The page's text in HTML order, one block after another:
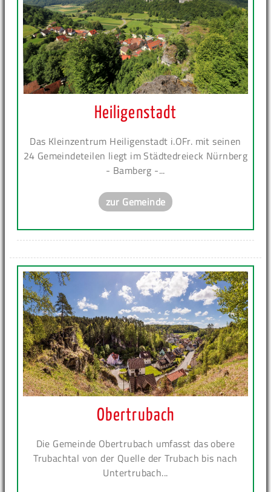
Heiligenstadt
Das Kleinzentrum Heiligenstadt i.OFr. mit seinen
24 Gemeindeteilen liegt im Städtedreieck Nürnberg
- Bamberg -...
zur Gemeinde
Obertrubach
Die Gemeinde Obertrubach umfasst das obere
Trubachtal von der Quelle der Trubach bis nach
Untertrubach...